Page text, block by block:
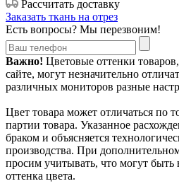
Рассчитать доставку
Заказать ткань на отрез
Есть вопросы? Мы перезвоним!
Важно! Цветовые оттенки
сайте, могут незначительно
различных мониторов разные
Цвет товара может отличаться по
партии товара. Указанное
браком и объясняется
производства. При
просим учитывать, что могут быть
оттенка цвета.